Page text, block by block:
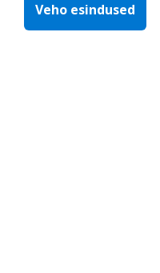
Veho esindused